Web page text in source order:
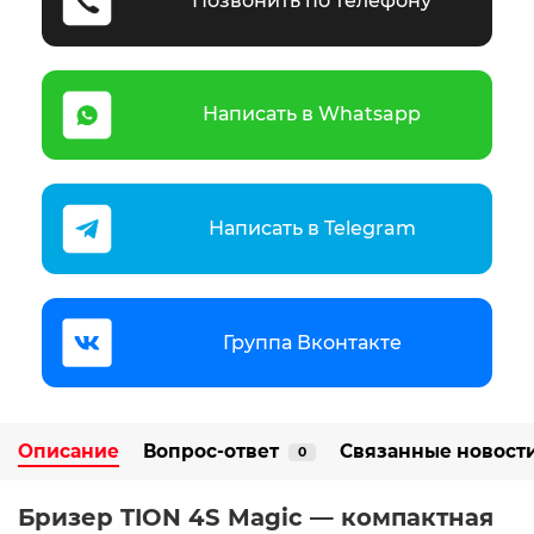
Написать в Whatsapp
Написать в Telegram
Группа Вконтакте
Описание Вопрос-ответ 0 Связанные
Бризер TION 4S Magic — компактная